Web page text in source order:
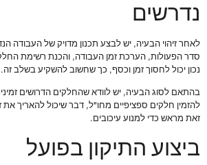
נדרשים
לאחר זיהוי הבעיה, יש לבצע תכנון מדויק של העבודה
סדר הפעולות, הערכת זמן העבודה, והכנת רשימת
נכון יכול לחסוך זמן וכסף, כך שחשוב להשקיע בשלב זה.
בהתאם לסוג הבעיה, יש לוודא שהחלקים הדרושים
להזמין חלקים ספציפיים מחו"ל, דבר שיכול להאריך את
זאת מראש כדי למנוע עיכובים.
ביצוע התיקון בפועל